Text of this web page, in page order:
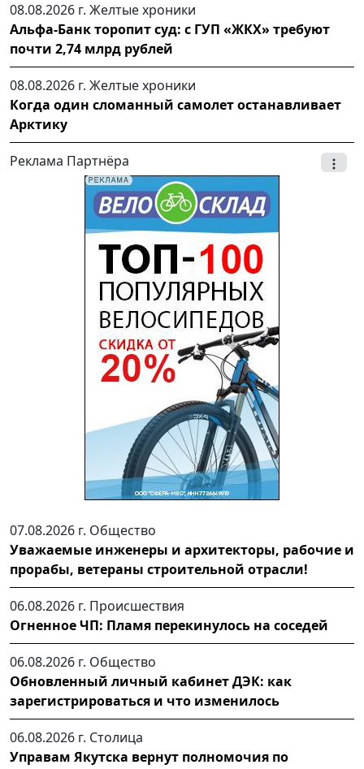
08.08.2026 г. Желтые хроники
Альфа-Банк торопит суд: с ГУП «ЖКХ» требуют
почти 2,74 млрд рублей
08.08.2026 г. Желтые хроники
Когда один сломанный самолет останавливает
Арктику
Реклама Партнёра
07.08.2026 г. Общество
Уважаемые инженеры и архитекторы, рабочие и
прорабы, ветераны строительной отрасли!
06.08.2026 г. Происшествия
Огненное ЧП: Пламя перекинулось на соседей
06.08.2026 г. Общество
Обновленный личный кабинет ДЭК: как
зарегистрироваться и что изменилось
06.08.2026 г. Столица
Управам Якутска вернут полномочия по